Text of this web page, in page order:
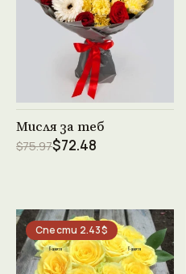
Виж продукта →
Мисля за теб
$75.97$72.48
Спести 2.43$